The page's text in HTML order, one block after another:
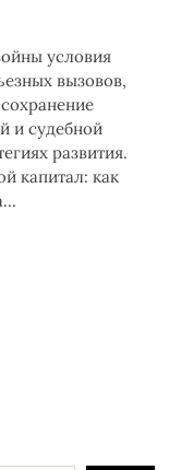
условия
вызовов,
и судебной
развития.
капитал: как